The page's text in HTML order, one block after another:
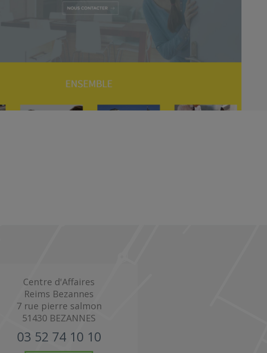
Centre d'Affaires
Reims Bezannes
7 rue pierre salmon
51430 BEZANNES
03 52 74 10 10